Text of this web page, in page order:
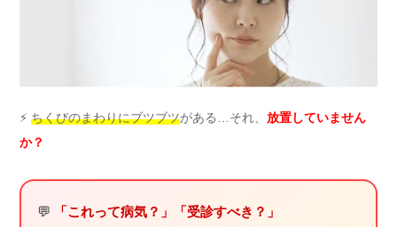
⚡ ちくびのまわりにブツブツがある…それ、 放置していません
か？
💬
「これって病気？」「受診すべき？」